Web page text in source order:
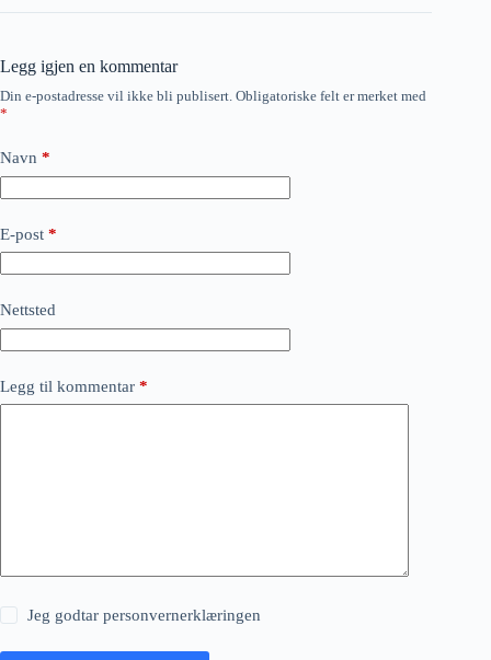
Legg igjen en kommentar
Din e-postadresse vil ikke bli publisert. Obligatoriske felt er merket med
*
Navn *
E-post *
Nettsted
Legg til kommentar *
Jeg godtarpersonvernerklæringen